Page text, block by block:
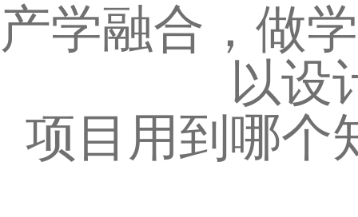
产学融合，做
以设
项目用到哪个